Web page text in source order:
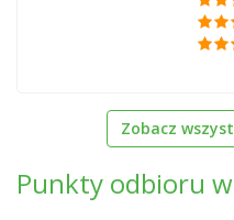
Zobacz
Punkty odbioru